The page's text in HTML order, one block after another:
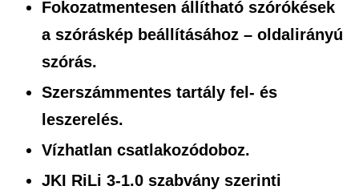
Fokozatmentesen állítható szórókések
a szóráskép beállításához – oldalirányú
szórás.
Szerszámmentes tartály fel- és
leszerelés.
Vízhatlan csatlakozódoboz.
JKI RiLi 3-1.0 szabvány szerinti